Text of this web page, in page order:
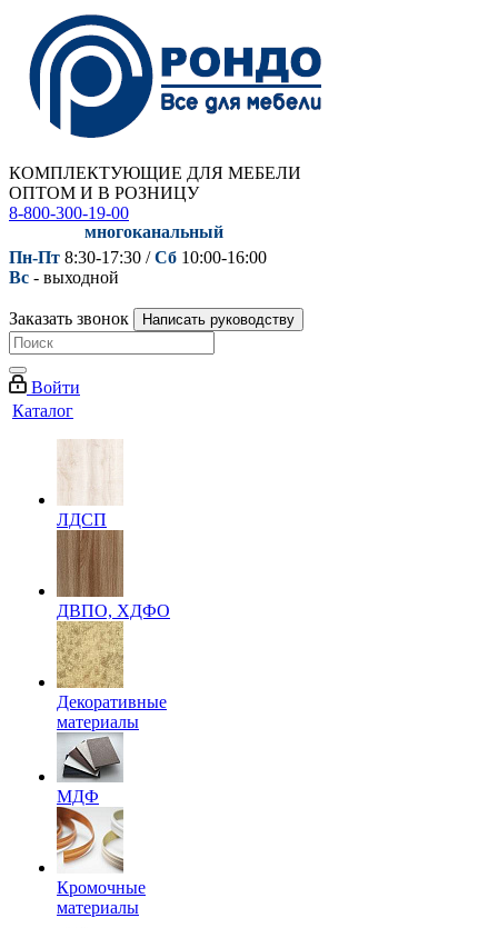
КОМПЛЕКТУЮЩИЕ ДЛЯ МЕБЕЛИ
ОПТОМ И В РОЗНИЦУ
8-800-300-19-00
многоканальный
Пн-Пт 8:30-17:30 /Сб 10:00-16:00
Вс - выходной
Заказать звонок Написать руководству
Войти
Каталог
ЛДСП
ДВПО, ХДФО
Декоративные
материалы
МДФ
Кромочные
материалы